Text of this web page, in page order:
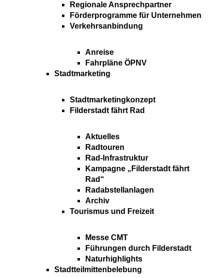
Regionale Ansprechpartner
Förderprogramme für Unternehmen
Verkehrsanbindung
Anreise
Fahrpläne ÖPNV
Stadtmarketing
Stadtmarketingkonzept
Filderstadt fährt Rad
Aktuelles
Radtouren
Rad-Infrastruktur
Kampagne „Filderstadt fährt
Rad“
Radabstellanlagen
Archiv
Tourismus und Freizeit
Messe CMT
Führungen durch Filderstadt
Naturhighlights
Stadtteilmittenbelebung